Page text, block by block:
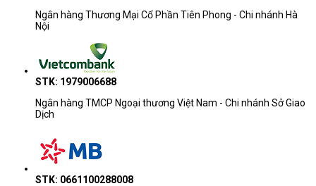
Ngân hàng Thương Mại Cổ Phần Tiên Phong - Chi nhánh Hà
Nội
STK: 1979006688
Ngân hàng TMCP Ngoại thương Việt Nam - Chi nhánh Sở Giao
Dịch
STK: 0661100288008